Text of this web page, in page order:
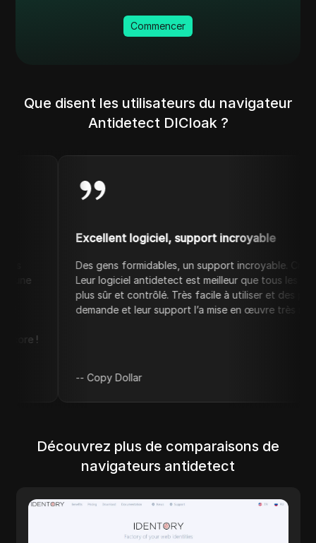
Commencer
Que disent les utilisateurs du navigateur
Antidetect DICloak ?
Excellent logiciel, support incroyable
Des gens formidables, un support incroyable. Croyez-moi, ce
Leur logiciel antidetect est meilleur que tous les concurrents
plus sûr et contrôlé. Très facile à utiliser et des prix
demande et leur support l’a mise en œuvre très rapidement. 10/
Copy Dollar
Découvrez plus de comparaisons de
navigateurs antidetect